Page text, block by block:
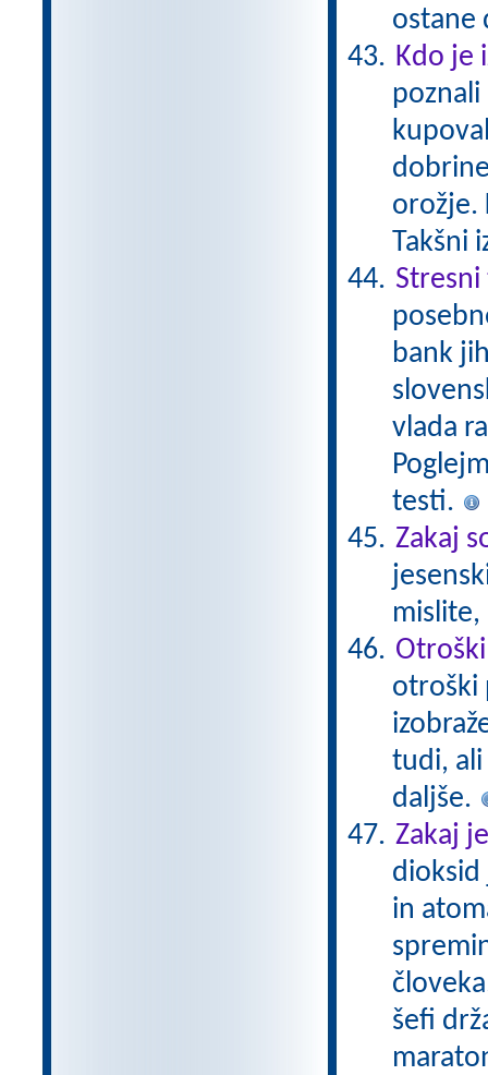
ostane
Kdo je
poznali
orožje.
Takšni
bank
vlada
testi.
Zakaj
otroški
tudi, ali
daljše.
Zakaj
dioksid
in
šefi